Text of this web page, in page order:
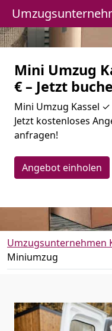
Mini Umzug
€ – Jetzt
Mini Umzug Kassel
Jetzt kostenloses
anfragen!
Angebot einholen
Umzugsunternehmen
Miniumzug